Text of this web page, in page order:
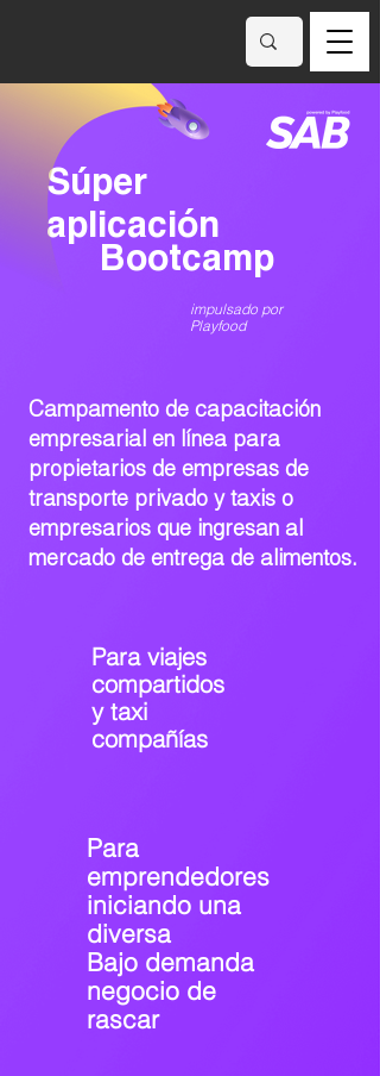
Súper
aplicación
impulsado por
Playfood
Bootcamp
Campamento de capacitación
empresarial en línea para
propietarios de empresas de
transporte privado y taxis o
empresarios que ingresan al
mercado de entrega de alimentos.
Para viajes
compartidos
y taxi
compañías
Para
emprendedores
iniciando una
diversa
Bajo demanda
negocio de
rascar